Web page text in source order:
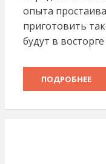
опыта
приготовить
будут в
ПОДРОБНЕЕ